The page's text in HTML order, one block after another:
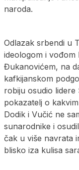
naroda.
Odlazak srbendi u
ideologom i vođom
Đukanovićem, na
kafkijanskom
robiju osudio lidere
pokazatelj o
Dodik i Vučić ne
sunarodnike i
čak u više navrata
blisko iza kulisa